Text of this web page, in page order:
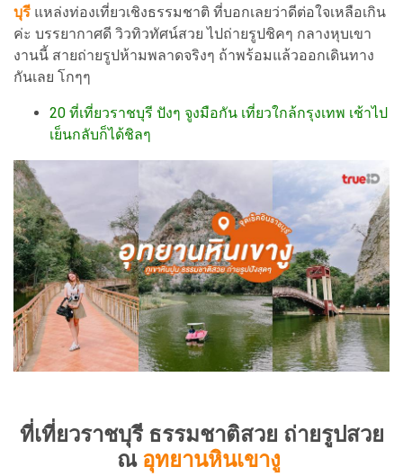
บุรี แหล่งท่องเที่ยวเชิงธรรมชาติ ที่บอกเลยว่าดีต่อใจเหลือเกิน
ค่ะ บรรยากาศดี วิวทิวทัศน์สวย ไปถ่ายรูปชิคๆ กลางหุบเขา
งานนี้ สายถ่ายรูปห้ามพลาดจริงๆ ถ้าพร้อมแล้วออกเดินทาง
กันเลย โกๆๆ
20 ที่เที่ยวราชบุรี ปังๆ จูงมือกัน เที่ยวใกล้กรุงเทพ เช้าไป
เย็นกลับก็ได้ชิลๆ
ที่เที่ยวราชบุรี ธรรมชาติสวย ถ่ายรูปสวย
ณ อุทยานหินเขางู